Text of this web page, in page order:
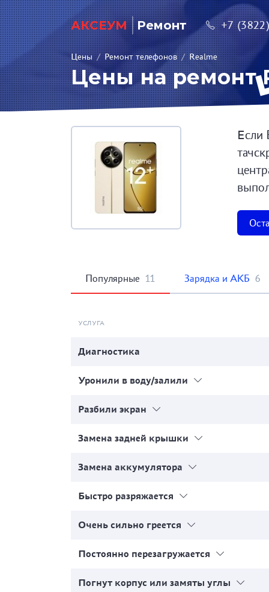
АКСЕУМ Ремонт +7
Цены / Ремонт телефонов / Realme
Цены на ремонт
Если
Популярные 11 Зарядка и АКБ 6
УСЛУГА
Диагностика
Уронили в воду/залили
Разбили экран
Замена задней крышки
Замена аккумулятора
Быстро разряжается
Очень сильно греется
Постоянно перезагружается
Погнут корпус или замяты углы